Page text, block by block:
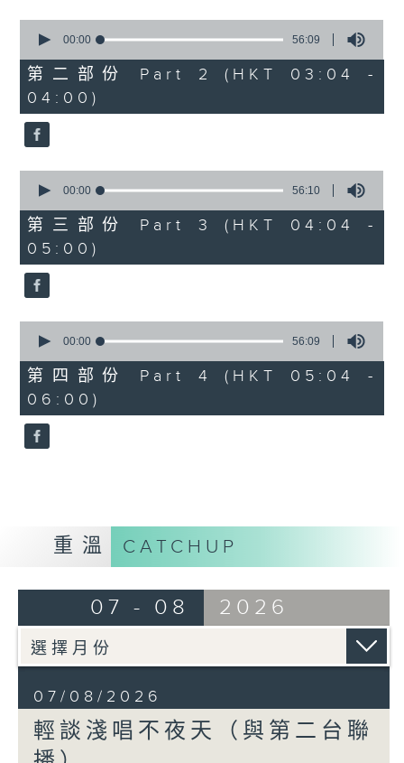
seconds
56
minutes,
9
seconds
00:00 56:09
第二部份 Part 2 (HKT 03:04 -
04:00)
seconds
56
minutes,
10
seconds
00:00 56:10
第三部份 Part 3 (HKT 04:04 -
05:00)
seconds
56
minutes,
9
seconds
00:00 56:09
第四部份 Part 4 (HKT 05:04 -
06:00)
重溫 CATCHUP
07 - 08 2026
07/08/2026
輕談淺唱不夜天（與第二台聯